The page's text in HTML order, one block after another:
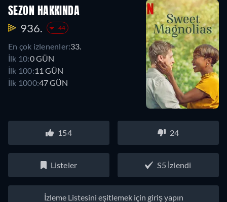
SEZON HAKKINDA
936. -44
En çok izlenenler:33.
İlk 10:0 GÜN
İlk 100:11 GÜN
İlk 1000:47 GÜN
154 24
Listeler S5 İzlendi
İzleme Listesini eşitlemek için giriş yapın